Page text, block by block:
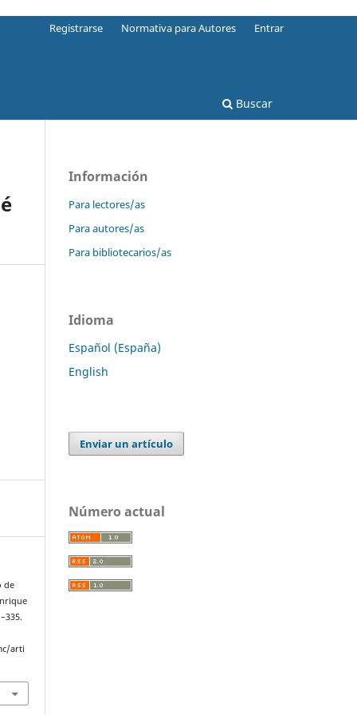
Buscar
Registrarse Normativa para Autores Entrar
de
arti
Información
Para lectores/as
Para autores/as
Para bibliotecarios/as
Idioma
Español (España)
English
Enviar un artículo
Número actual